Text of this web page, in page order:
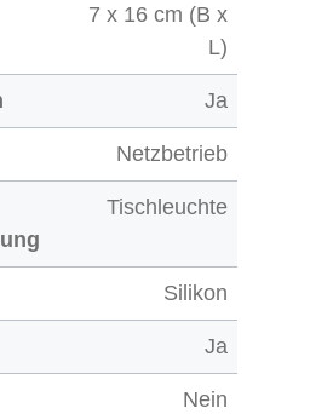
7 x 16 cm (B x
L)
Ja
Netzbetrieb
Tischleuchte
Silikon
Ja
Nein